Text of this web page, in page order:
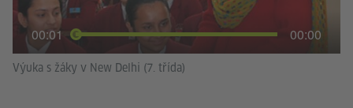
00:01 00:00
Výuka s žáky v New Delhi (7. třída)